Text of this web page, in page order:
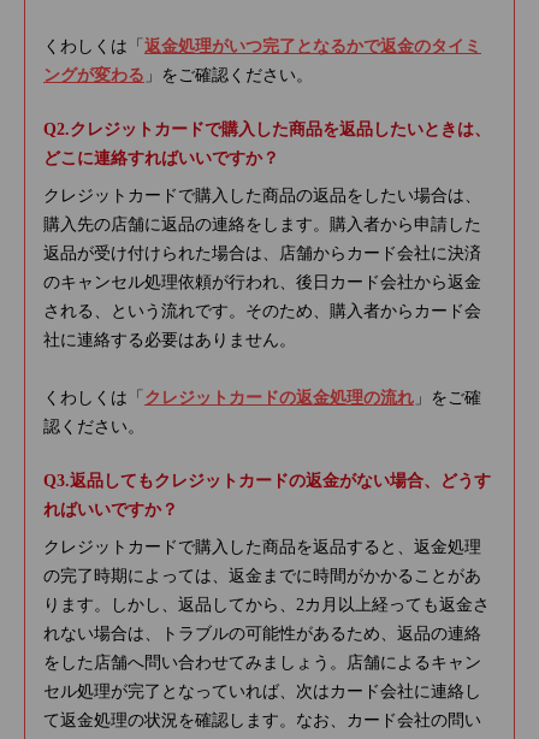
くわしくは「 返金処理がいつ完了となるかで返金のタイミ
ングが変わる 」をご確認ください。
クレジットカードで購入した商品を返品したいときは、
どこに連絡すればいいですか？
クレジットカードで購入した商品の返品をしたい場合は、
購入先の店舗に返品の連絡をします。購入者から申請した
返品が受け付けられた場合は、店舗からカード会社に決済
のキャンセル処理依頼が行われ、後日カード会社から返金
される、という流れです。そのため、購入者からカード会
社に連絡する必要はありません。
くわしくは「 クレジットカードの返金処理の流れ 」をご確
認ください。
返品してもクレジットカードの返金がない場合、どうす
ればいいですか？
クレジットカードで購入した商品を返品すると、返金処理
の完了時期によっては、返金までに時間がかかることがあ
ります。しかし、返品してから、2カ月以上経っても返金さ
れない場合は、トラブルの可能性があるため、返品の連絡
をした店舗へ問い合わせてみましょう。店舗によるキャン
セル処理が完了となっていれば、次はカード会社に連絡し
て返金処理の状況を確認します。なお、カード会社の問い